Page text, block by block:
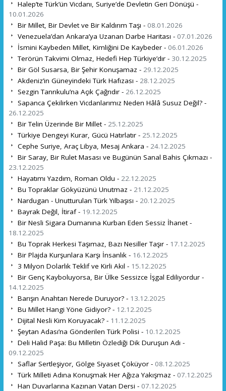
Halep’te Türk’ün Vicdanı, Suriye’de Devletin Geri Dönüşü -
10.01.2026
Bir Millet, Bir Devlet ve Bir Kaldırım Taşı - 08.01.2026
Venezuela’dan Ankara’ya Uzanan Darbe Haritası - 07.01.2026
İsmini Kaybeden Millet, Kimliğini De Kaybeder - 06.01.2026
Terörün Takvimi Olmaz, Hedefi Hep Türkiye’dır - 30.12.2025
Bir Göl Susarsa, Bir Şehir Konuşamaz - 29.12.2025
Akdeniz’in Güneyindeki Türk Hafızası - 28.12.2025
Sezgin Tanrıkulu’na Açık Çağrıdır - 26.12.2025
Sapanca Çekilirken Vicdanlarımız Neden Hâlâ Susuz Değil? -
26.12.2025
Bir Telin Üzerinde Bir Millet - 25.12.2025
Türkiye Dengeyi Kurar, Gücü Hatırlatır - 25.12.2025
Cephe Suriye, Araç Libya, Mesaj Ankara - 24.12.2025
Bir Saray, Bir Rulet Masası ve Bugünün Sanal Bahis Çıkmazı -
23.12.2025
Hayatımı Yazdım, Roman Oldu - 22.12.2025
Bu Topraklar Gökyüzünü Unutmaz - 21.12.2025
Nardugan - Unutturulan Türk Yılbaşısı - 20.12.2025
Bayrak Değil, İtiraf - 19.12.2025
Bir Nesli Sigara Dumanına Kurban Eden Sessiz İhanet -
18.12.2025
Bu Toprak Herkesi Taşımaz, Bazı Nesiller Taşır - 17.12.2025
Bir Plajda Kurşunlara Karşı İnsanlık - 16.12.2025
3 Milyon Dolarlık Teklif ve Kirli Akıl - 15.12.2025
Bir Genç Kayboluyorsa, Bir Ülke Sessizce İşgal Ediliyordur -
14.12.2025
Barışın Anahtarı Nerede Duruyor? - 13.12.2025
Bu Millet Hangi Yöne Gidiyor? - 12.12.2025
Dijital Nesli Kim Koruyacak? - 11.12.2025
Şeytan Adası’na Gönderilen Türk Polisi - 10.12.2025
Deli Halid Paşa: Bu Milletin Özlediği Dik Duruşun Adı -
09.12.2025
Saflar Sertleşiyor, Gölge Siyaset Çöküyor - 08.12.2025
Türk Milleti Adına Konuşmak Her Ağıza Yakışmaz - 07.12.2025
Han Duvarlarına Kazınan Vatan Dersi - 07.12.2025